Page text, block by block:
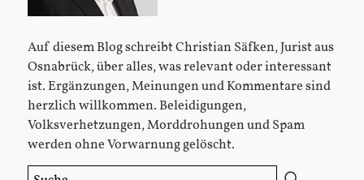
Auf diesem Blog schreibt Christian Säfken, Jurist aus
Osnabrück, über alles, was relevant oder interessant
ist. Ergänzungen, Meinungen und Kommentare sind
herzlich willkommen. Beleidigungen,
Volksverhetzungen, Morddrohungen und Spam
werden ohne Vorwarnung gelöscht.
Suche